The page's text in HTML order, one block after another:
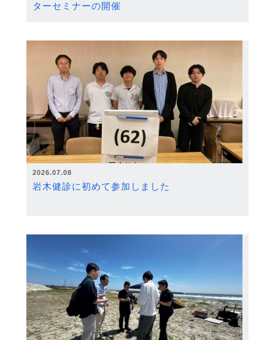
ターセミナーの開催
2026.07.08
岩木健診に初めて参加しました